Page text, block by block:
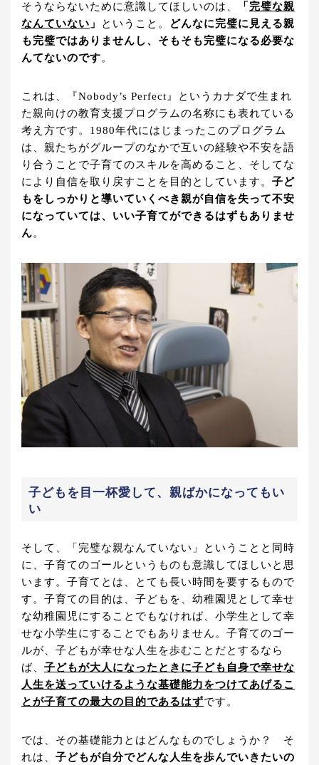
そうならないために意識してほしいのは、 「 完璧な親
なんていない 」 ということ。
どんなに完璧に見える親
も完璧ではありませんし、そもそも完璧になる必要な
んてないのです。
これは、『Nobody’s Perfect』というカナダで生まれ
た親向けの教育支援プログラムの名称にも表れている
考え方です。1980年代にはじまったこのプログラム
は、親たちがグループのなかで互いの経験や不安を語
り合うことで子育てのスキルを高めること、そしてな
により自信を取り戻すことを目的としています。 子ど
もをしっかりと導いていくべき親が自信を失って不安
になっていては、いい子育てができるはずもありませ
ん。
子どもを目一杯愛して、親ばかになってもい
い
そして、「完璧な親なんていない」ということと同時
に、子育てのゴールというものも意識してほしいと思
います。子育てとは、とても長い時間を要するもので
す。子育ての目的は、子どもを、幼稚園児として幸せ
な幼稚園児にすることでもなければ、小学生として幸
せな小学生にすることでもありません。子育てのゴー
ルが、子どもが幸せな人生を歩むことだとするなら
ば、 子どもが大人になったときに子ども自身で幸せな
人生を送っていけるような基礎能力をつけてあげるこ
とが子育ての最大の目的であるはずです。
では、その基礎能力とはどんなものでしょうか？ そ
れは、 子どもが自分でどんな人生を歩んでいきたいの